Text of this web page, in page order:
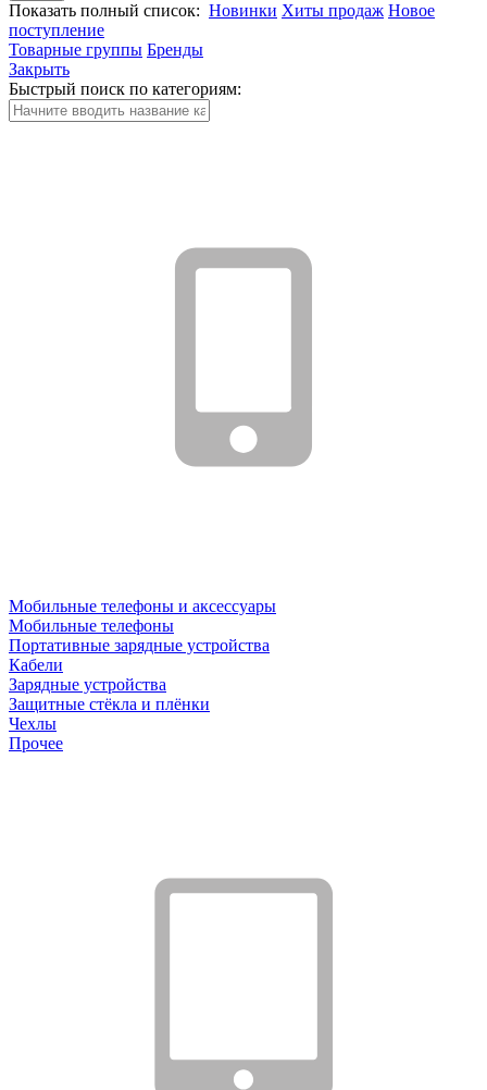
Показать полный список: Новинки Хиты продаж Новое
поступление
Товарные группы Бренды
Закрыть
Быстрый поиск по категориям:
Мобильные телефоны и аксессуары
Мобильные телефоны
Портативные зарядные устройства
Кабели
Зарядные устройства
Защитные стёкла и плёнки
Чехлы
Прочее